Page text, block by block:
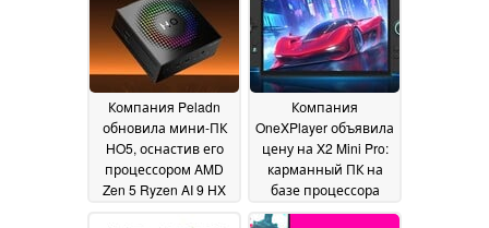
28 July 2026
Компания Peladn
обновила мини-ПК
HO5, оснастив его
процессором AMD
Zen 5 Ryzen AI 9 HX
Компания
OneXPlayer объявила
цену на X2 Mini Pro:
карманный ПК на
базе процессора
Ryzen AI Max+ 388 с